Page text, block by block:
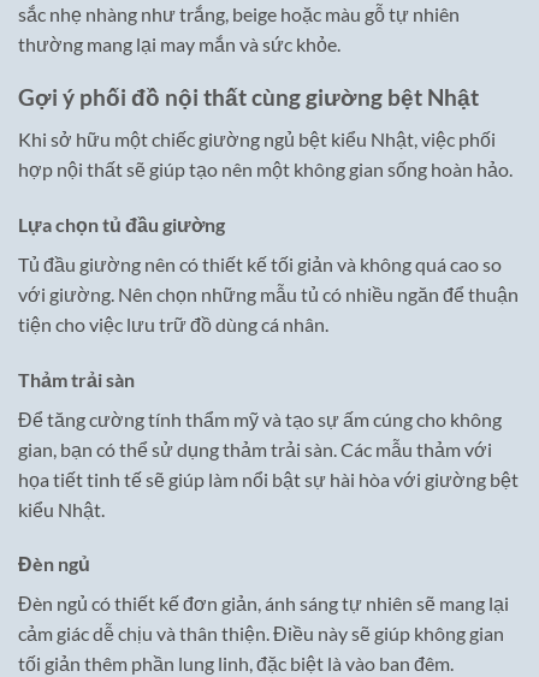
sắc nhẹ nhàng như trắng, beige hoặc màu gỗ tự nhiên
thường mang lại may mắn và sức khỏe.
Gợi ý phối đồ nội thất cùng giường bệt Nhật
Khi sở hữu một chiếc giường ngủ bệt kiểu Nhật, việc phối
hợp nội thất sẽ giúp tạo nên một không gian sống hoàn hảo.
Lựa chọn tủ đầu giường
Tủ đầu giường nên có thiết kế tối giản và không quá cao so
với giường. Nên chọn những mẫu tủ có nhiều ngăn để thuận
tiện cho việc lưu trữ đồ dùng cá nhân.
Thảm trải sàn
Để tăng cường tính thẩm mỹ và tạo sự ấm cúng cho không
gian, bạn có thể sử dụng thảm trải sàn. Các mẫu thảm với
họa tiết tinh tế sẽ giúp làm nổi bật sự hài hòa với giường bệt
kiểu Nhật.
Đèn ngủ
Đèn ngủ có thiết kế đơn giản, ánh sáng tự nhiên sẽ mang lại
cảm giác dễ chịu và thân thiện. Điều này sẽ giúp không gian
tối giản thêm phần lung linh, đặc biệt là vào ban đêm.